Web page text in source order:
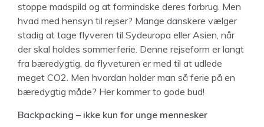
stoppe madspild og at formindske deres forbrug. Men
hvad med hensyn til rejser? Mange danskere vælger
stadig at tage flyveren til Sydeuropa eller Asien, når
der skal holdes sommerferie. Denne rejseform er langt
fra bæredygtig, da flyveturen er med til at udlede
meget CO2. Men hvordan holder man så ferie på en
bæredygtig måde? Her kommer to gode bud!
Backpacking – ikke kun for unge mennesker